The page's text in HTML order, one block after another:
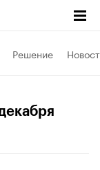
Решение